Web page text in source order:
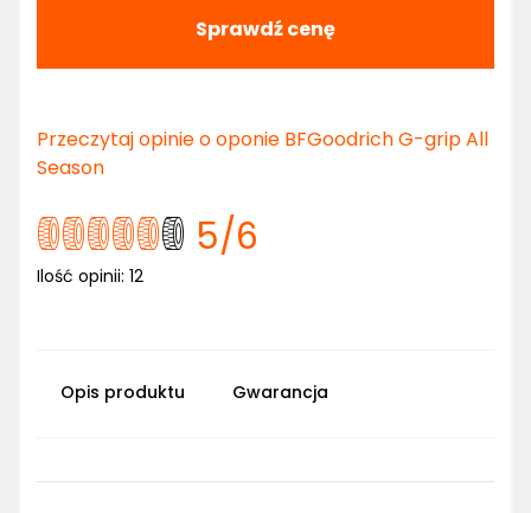
Sprawdź cenę
Przeczytaj opinie o oponie BFGoodrich G-grip All
Season
5/6
Ilość opinii: 12
Opis produktu Gwarancja